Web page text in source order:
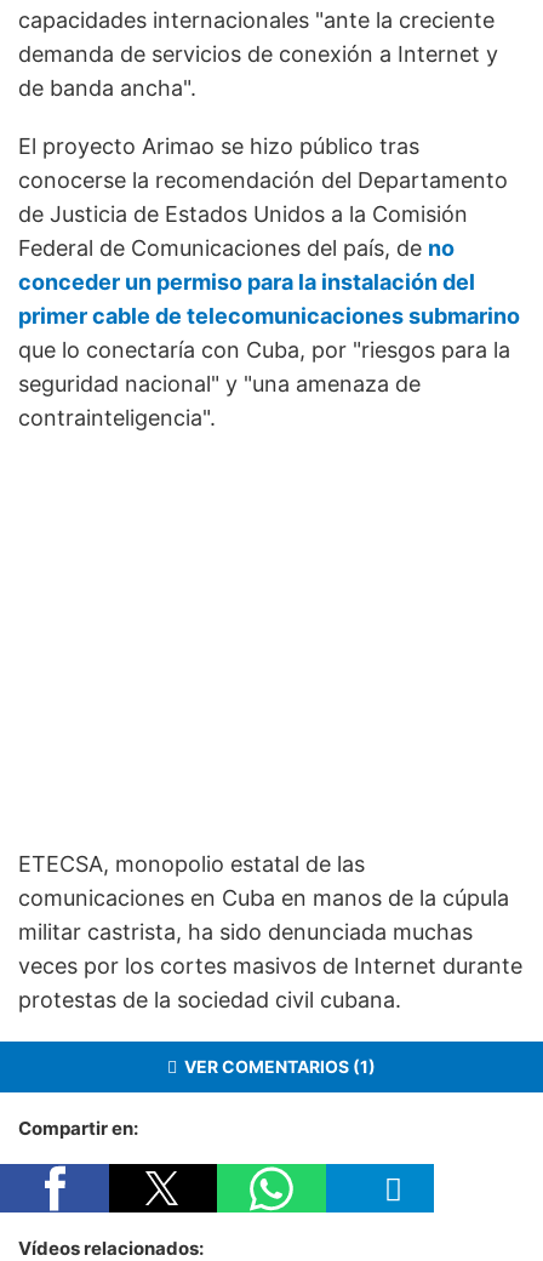
capacidades internacionales "ante la creciente
demanda de servicios de conexión a Internet y
de banda ancha".
El proyecto Arimao se hizo público tras
conocerse la recomendación del Departamento
de Justicia de Estados Unidos a la Comisión
Federal de Comunicaciones del país, de no
conceder un permiso para la instalación del
primer cable de telecomunicaciones submarino
que lo conectaría con Cuba, por "riesgos para la
seguridad nacional" y "una amenaza de
contrainteligencia".
ETECSA, monopolio estatal de las
comunicaciones en Cuba en manos de la cúpula
militar castrista, ha sido denunciada muchas
veces por los cortes masivos de Internet durante
protestas de la sociedad civil cubana.
VER COMENTARIOS (1)
Compartir en:
Vídeos relacionados: